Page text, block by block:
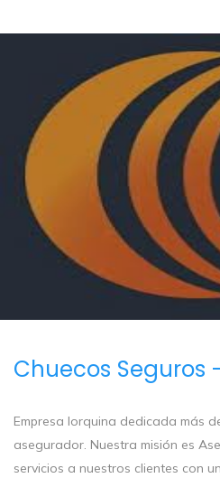
Chuecos Seguros
Empresa lorquina dedicada más
asegurador. Nuestra misión es
servicios a nuestros clientes con